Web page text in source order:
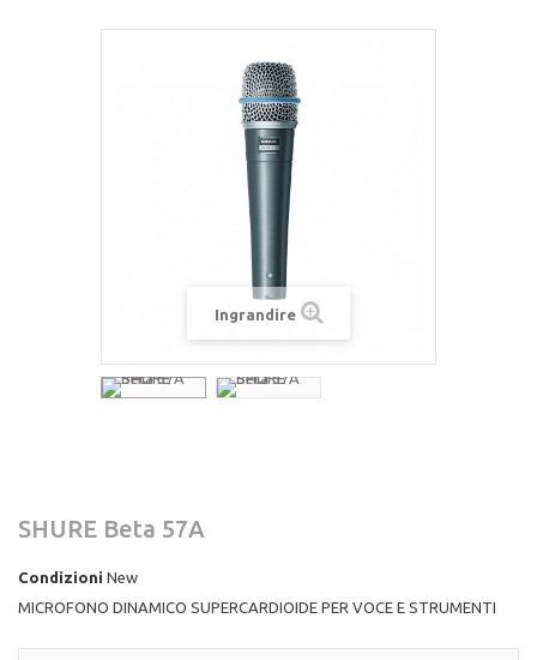
Ingrandire
SHURE Beta 57A
Condizioni New
MICROFONO DINAMICO SUPERCARDIOIDE PER VOCE E STRUMENTI